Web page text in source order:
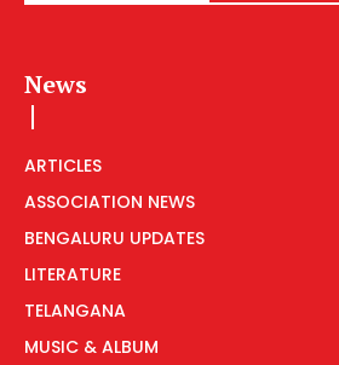
News
ARTICLES
ASSOCIATION NEWS
BENGALURU UPDATES
LITERATURE
TELANGANA
MUSIC & ALBUM